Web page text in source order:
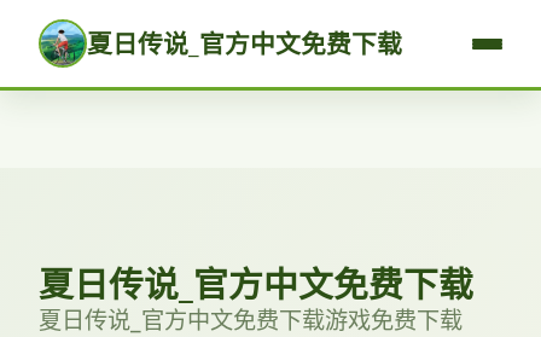
夏日传说_官方中文免费下载
夏日传说_官方中文免费下载
夏日传说_官方中文免费下载游戏免费下载